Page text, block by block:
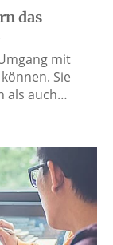
das
mit
Sie
als auch…